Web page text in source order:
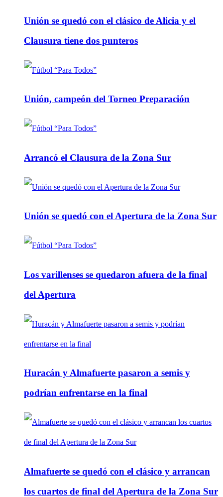
Unión se quedó con el clásico de Alicia y el
Clausura tiene dos punteros
Unión, campeón del Torneo Preparación
Arrancó el Clausura de la Zona Sur
Unión se quedó con el Apertura de la Zona Sur
Los varillenses se quedaron afuera de la final
del Apertura
Huracán y Almafuerte pasaron a semis y
podrían enfrentarse en la final
Almafuerte se quedó con el clásico y arrancan
los cuartos de final del Apertura de la Zona Sur